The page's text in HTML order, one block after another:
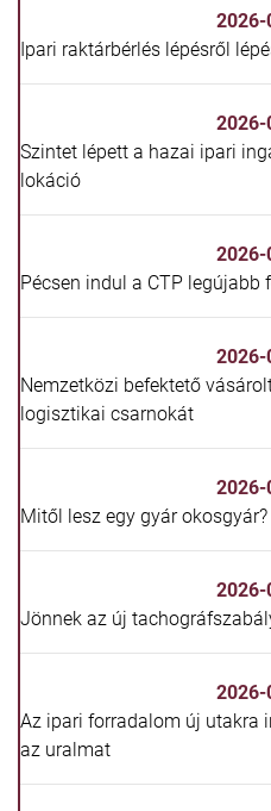
2026-
Ipari raktárbérlés lépésről
2026-
Szintet lépett a hazai ipari
lokáció
2026-
Pécsen indul a CTP legújabb
2026-
Nemzetközi befektető
logisztikai csarnokát
2026-
Mitől lesz egy gyár okosgyár?
2026-
Jönnek az új
2026-
Az ipari forradalom új utakra
az uralmat